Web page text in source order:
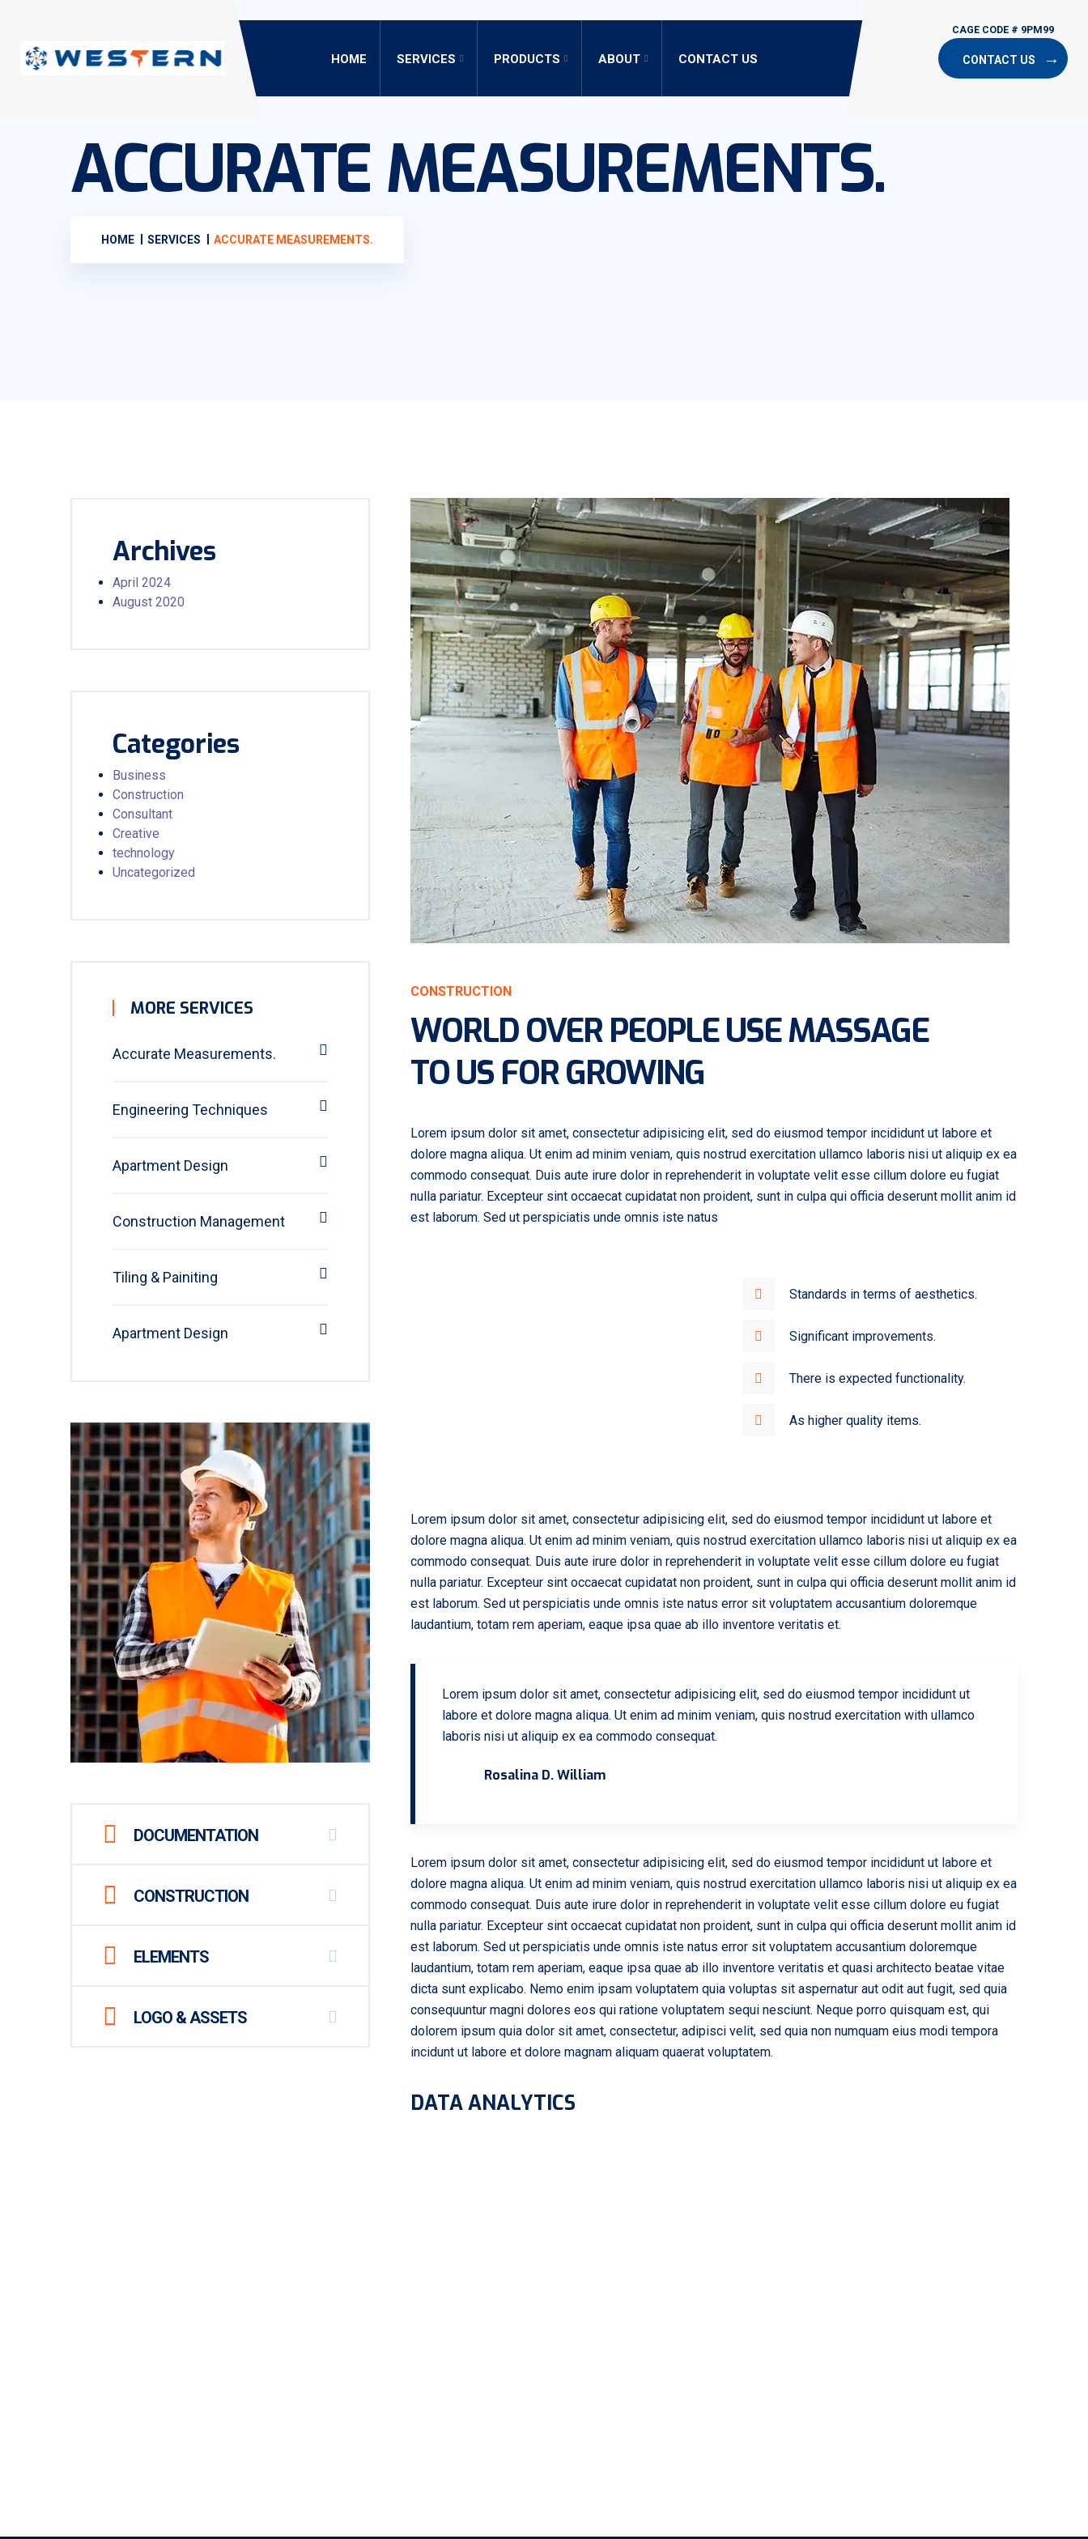
HOME SERVICES PRODUCTS ABOUT CONTACT US CONTACT US
ACCURATE MEASUREMENTS.
HOME SERVICES ACCURATE MEASUREMENTS.
Archives
April 2024
August 2020
Categories
Business
Construction
Consultant
Creative
technology
Uncategorized
MORE SERVICES
Accurate Measurements.
Engineering Techniques
Apartment Design
Construction Management
Tiling & Painiting
Apartment Design
DOCUMENTATION
CONSTRUCTION
ELEMENTS
LOGO & ASSETS
CONSTRUCTION
WORLD OVER PEOPLE USE MASSAGE
TO US FOR GROWING
Lorem ipsum dolor sit amet, consectetur adipisicing elit, sed do eiusmod tempor incididunt ut labore et
dolore magna aliqua. Ut enim ad minim veniam, quis nostrud exercitation ullamco laboris nisi ut aliquip ex ea
commodo consequat. Duis aute irure dolor in reprehenderit in voluptate velit esse cillum dolore eu fugiat
nulla pariatur. Excepteur sint occaecat cupidatat non proident, sunt in culpa qui officia deserunt mollit anim id
est laborum. Sed ut perspiciatis unde omnis iste natus
Standards in terms of aesthetics.
Significant improvements.
There is expected functionality.
As higher quality items.
Lorem ipsum dolor sit amet, consectetur adipisicing elit, sed do eiusmod tempor incididunt ut labore et
dolore magna aliqua. Ut enim ad minim veniam, quis nostrud exercitation ullamco laboris nisi ut aliquip ex ea
commodo consequat. Duis aute irure dolor in reprehenderit in voluptate velit esse cillum dolore eu fugiat
nulla pariatur. Excepteur sint occaecat cupidatat non proident, sunt in culpa qui officia deserunt mollit anim id
est laborum. Sed ut perspiciatis unde omnis iste natus error sit voluptatem accusantium doloremque
laudantium, totam rem aperiam, eaque ipsa quae ab illo inventore veritatis et.
Lorem ipsum dolor sit amet, consectetur adipisicing elit, sed do eiusmod tempor incididunt ut
labore et dolore magna aliqua. Ut enim ad minim veniam, quis nostrud exercitation with ullamco
laboris nisi ut aliquip ex ea commodo consequat.
Rosalina D. William
Lorem ipsum dolor sit amet, consectetur adipisicing elit, sed do eiusmod tempor incididunt ut labore et
dolore magna aliqua. Ut enim ad minim veniam, quis nostrud exercitation ullamco laboris nisi ut aliquip ex ea
commodo consequat. Duis aute irure dolor in reprehenderit in voluptate velit esse cillum dolore eu fugiat
nulla pariatur. Excepteur sint occaecat cupidatat non proident, sunt in culpa qui officia deserunt mollit anim id
est laborum. Sed ut perspiciatis unde omnis iste natus error sit voluptatem accusantium doloremque
laudantium, totam rem aperiam, eaque ipsa quae ab illo inventore veritatis et quasi architecto beatae vitae
dicta sunt explicabo. Nemo enim ipsam voluptatem quia voluptas sit aspernatur aut odit aut fugit, sed quia
consequuntur magni dolores eos qui ratione voluptatem sequi nesciunt. Neque porro quisquam est, qui
dolorem ipsum quia dolor sit amet, consectetur, adipisci velit, sed quia non numquam eius modi tempora
incidunt ut labore et dolore magnam aliquam quaerat voluptatem.
DATA ANALYTICS